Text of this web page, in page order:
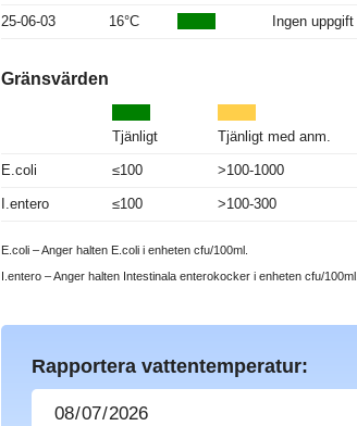
25-06-03 16°C Ingen uppgift
Gränsvärden
Tjänligt Tjänligt med anm.
E.coli ≤100 >100-1000
I.entero ≤100 >100-300
E.coli – Anger halten E.coli i enheten cfu/100ml.
I.entero – Anger halten Intestinala enterokocker i enheten cfu/100ml.
Rapportera vattentemperatur: